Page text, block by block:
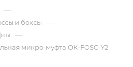
—
и боксы —
—
микро-муфта ОК-FOSC-Y2